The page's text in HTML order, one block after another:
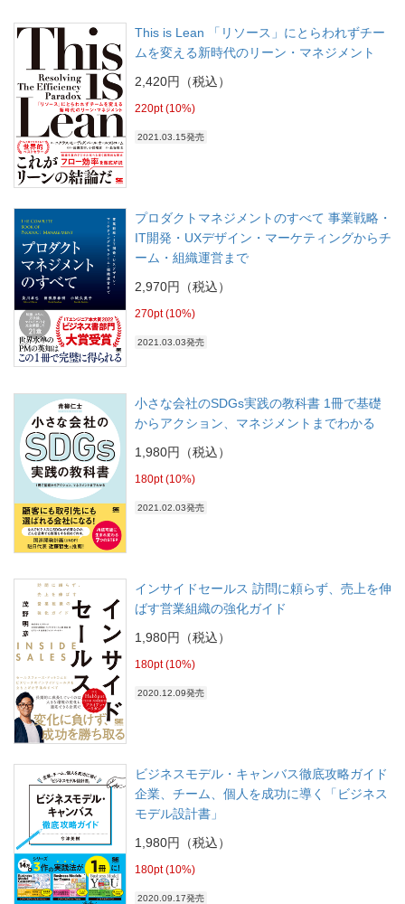
This is Lean 「リソース」にとらわれずチー
ムを変える新時代のリーン・マネジメント
2,420円（税込）
220pt (10%)
2021.03.15発売
プロダクトマネジメントのすべて 事業戦略・
IT開発・UXデザイン・マーケティングからチ
ーム・組織運営まで
2,970円（税込）
270pt (10%)
2021.03.03発売
小さな会社のSDGs実践の教科書 1冊で基礎
からアクション、マネジメントまでわかる
1,980円（税込）
180pt (10%)
2021.02.03発売
インサイドセールス 訪問に頼らず、売上を伸
ばす営業組織の強化ガイド
1,980円（税込）
180pt (10%)
2020.12.09発売
ビジネスモデル・キャンバス徹底攻略ガイド
企業、チーム、個人を成功に導く「ビジネス
モデル設計書」
1,980円（税込）
180pt (10%)
2020.09.17発売